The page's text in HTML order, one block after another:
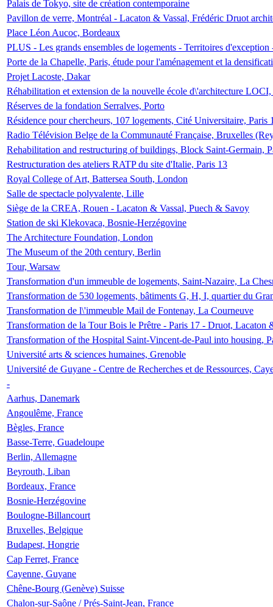
Palais de Tokyo, site de création contemporaine
Pavillon de verre, Montréal - Lacaton & Vassal, Frédéric Druot
Place Léon Aucoc, Bordeaux
PLUS - Les grands ensembles de logements - Territoires
Porte de la Chapelle, Paris, étude pour l'aménagement et la
Projet Lacoste, Dakar
Réhabilitation et extension de la nouvelle école d\'architecture
Réserves de la fondation Serralves, Porto
Résidence pour chercheurs, 107 logements, Cité Universitaire, Paris
Radio Télévision Belge de la Communauté Française, Bruxelles
Rehabilitation and restructuring of buildings, Block Saint-Germain,
Restructuration des ateliers RATP du site d'Italie, Paris 13
Royal College of Art, Battersea South, London
Salle de spectacle polyvalente, Lille
Siège de la CREA, Rouen - Lacaton & Vassal, Puech & Savoy
Station de ski Klekovaca, Bosnie-Herzégovine
The Architecture Foundation, London
The Museum of the 20th century, Berlin
Tour, Warsaw
Transformation d'un immeuble de logements, Saint-Nazaire, La
Transformation de 530 logements, bâtiments G, H, I, quartier du
Transformation de l\'immeuble Mail de Fontenay, La Courneuve
Transformation de la Tour Bois le Prêtre - Paris 17 - Druot, Lacaton
Transformation of the Hospital Saint-Vincent-de-Paul into housing,
Université arts & sciences humaines, Grenoble
Université de Guyane - Centre de Recherches et de Ressources,
-
Aarhus, Danemark
Angoulême, France
Bègles, France
Basse-Terre, Guadeloupe
Berlin, Allemagne
Beyrouth, Liban
Bordeaux, France
Bosnie-Herzégovine
Boulogne-Billancourt
Bruxelles, Belgique
Budapest, Hongrie
Cap Ferret, France
Cayenne, Guyane
Chêne-Bourg (Genève) Suisse
Chalon-sur-Saône / Prés-Saint-Jean, France